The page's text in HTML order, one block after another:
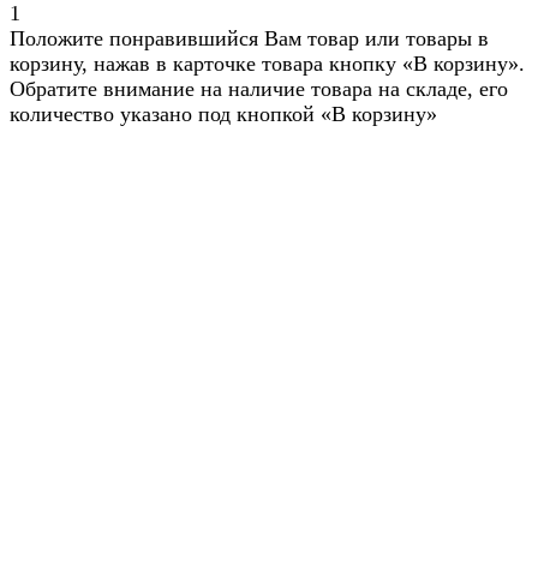
1
Положите понравившийся Вам товар или товары в
корзину, нажав в карточке товара кнопку «В корзину».
Обратите внимание на наличие товара на складе, его
количество указано под кнопкой «В корзину»